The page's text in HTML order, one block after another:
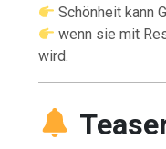
Schönheit kann
wenn sie mit
wird.